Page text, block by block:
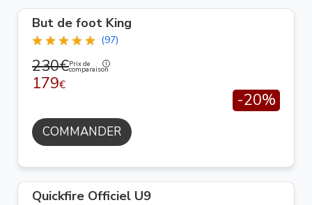
But de foot King
(97)
230€Prix de
comparaison
179€
-20%
COMMANDER
Quickfire Officiel U9